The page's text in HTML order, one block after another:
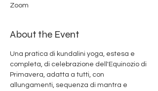
Zoom
About the Event
Una pratica di kundalini yoga, estesa e
completa, di celebrazione dell'Equinozio di
Primavera, adatta a tutti, con
allungamenti, sequenza di mantra e